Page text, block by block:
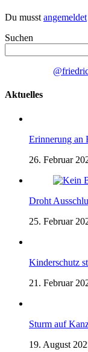
Du musst angemeldet
Suchen
Aktuelles
Erinnerung an
26. Februar
Droht
25. Februar
Kinderschutz
21. Februar
Sturm auf
19. August